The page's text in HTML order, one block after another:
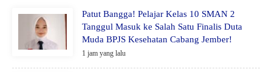
Patut Bangga! Pelajar Kelas 10 SMAN 2
Tanggul Masuk ke Salah Satu Finalis Duta
Muda BPJS Kesehatan Cabang Jember!
1 jam yang lalu